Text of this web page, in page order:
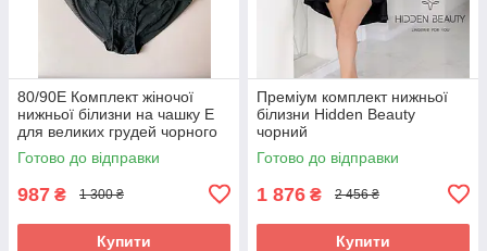
80/90Е Комплект жіночої
нижньої білизни на чашку Е
для великих грудей чорного
кольору
Готово до відправки
987 ₴ 1 300 ₴
Купити
Преміум комплект нижньої
білизни Hidden Beauty
чорний
Готово до відправки
1 876 ₴ 2 456 ₴
Купити